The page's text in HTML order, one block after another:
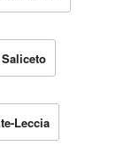
Leccia